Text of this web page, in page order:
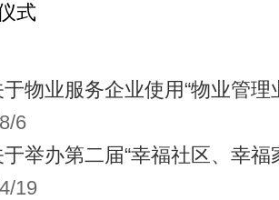
式
于物业服务企业使用“物业管
6
于举办第二届“幸福社区、幸
19